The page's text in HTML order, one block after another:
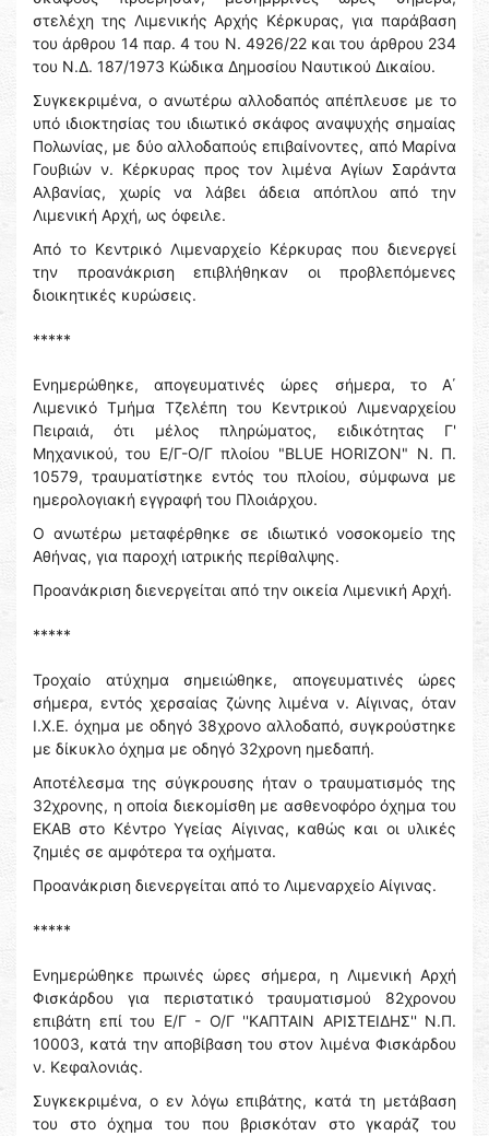
στελέχη της Λιμενικής Αρχής Κέρκυρας, για παράβαση
του άρθρου 14 παρ. 4 του Ν. 4926/22 και του άρθρου 234
του Ν.Δ. 187/1973 Κώδικα Δημοσίου Ναυτικού Δικαίου.
Συγκεκριμένα, ο ανωτέρω αλλοδαπός απέπλευσε με το
υπό ιδιοκτησίας του ιδιωτικό σκάφος αναψυχής σημαίας
Πολωνίας, με δύο αλλοδαπούς επιβαίνοντες, από Μαρίνα
Γουβιών ν. Κέρκυρας προς τον λιμένα Αγίων Σαράντα
Αλβανίας, χωρίς να λάβει άδεια απόπλου από την
Λιμενική Αρχή, ως όφειλε.
Από το Κεντρικό Λιμεναρχείο Κέρκυρας που διενεργεί
την προανάκριση επιβλήθηκαν οι προβλεπόμενες
διοικητικές κυρώσεις.
*****
Ενημερώθηκε, απογευματινές ώρες σήμερα, το Α΄
Λιμενικό Τμήμα Τζελέπη του Κεντρικού Λιμεναρχείου
Πειραιά, ότι μέλος πληρώματος, ειδικότητας Γ'
Μηχανικού, του Ε/Γ-Ο/Γ πλοίου "BLUE HORIZON" Ν. Π.
10579, τραυματίστηκε εντός του πλοίου, σύμφωνα με
ημερολογιακή εγγραφή του Πλοιάρχου.
Ο ανωτέρω μεταφέρθηκε σε ιδιωτικό νοσοκομείο της
Αθήνας, για παροχή ιατρικής περίθαλψης.
Προανάκριση διενεργείται από την οικεία Λιμενική Αρχή.
*****
Τροχαίο ατύχημα σημειώθηκε, απογευματινές ώρες
σήμερα, εντός χερσαίας ζώνης λιμένα ν. Αίγινας, όταν
Ι.Χ.Ε. όχημα με οδηγό 38χρονο αλλοδαπό, συγκρούστηκε
με δίκυκλο όχημα με οδηγό 32χρονη ημεδαπή.
Αποτέλεσμα της σύγκρουσης ήταν ο τραυματισμός της
32χρονης, η οποία διεκομίσθη με ασθενοφόρο όχημα του
ΕΚΑΒ στο Κέντρο Υγείας Αίγινας, καθώς και οι υλικές
ζημιές σε αμφότερα τα οχήματα.
Προανάκριση διενεργείται από το Λιμεναρχείο Αίγινας.
*****
Ενημερώθηκε πρωινές ώρες σήμερα, η Λιμενική Αρχή
Φισκάρδου για περιστατικό τραυματισμού 82χρονου
επιβάτη επί του Ε/Γ - Ο/Γ ''ΚΑΠΤΑΙΝ ΑΡΙΣΤΕΙΔΗΣ'' Ν.Π.
10003, κατά την αποβίβαση του στον λιμένα Φισκάρδου
ν. Κεφαλονιάς.
Συγκεκριμένα, ο εν λόγω επιβάτης, κατά τη μετάβαση
του στο όχημα του που βρισκόταν στο γκαράζ του